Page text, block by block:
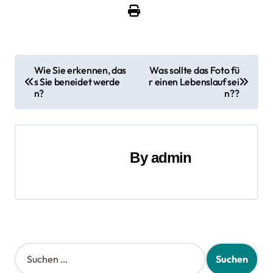
i
s
n
Wie Sie erkennen, das
s Sie beneidet werde
n?
Was sollte das Foto fü
r einen Lebenslauf sei
n??
Byadmin
S
u